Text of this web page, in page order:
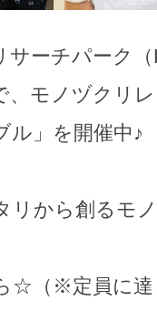
サーチパーク
、モノヅクリ
ル」を開催中♪
リから創るモ
☆（※定員に達